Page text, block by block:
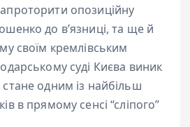
опозиційну
до вʼязниці, та ще й
своїм кремлівським
суді Києва виник
одним із найбільш
в прямому сенсі “сліпого”